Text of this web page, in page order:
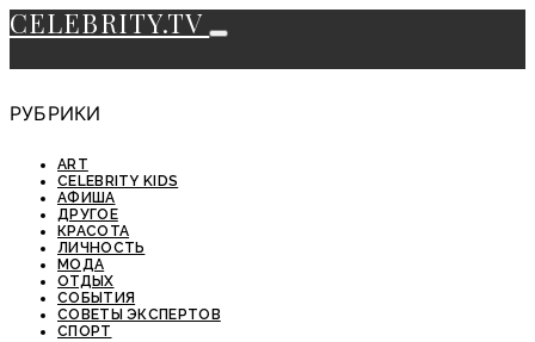
CELEBRITY.TV
РУБРИКИ
ART
CELEBRITY KIDS
АФИША
ДРУГОЕ
КРАСОТА
ЛИЧНОСТЬ
МОДА
ОТДЫХ
СОБЫТИЯ
СОВЕТЫ ЭКСПЕРТОВ
СПОРТ